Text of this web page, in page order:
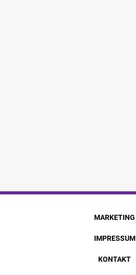
MARKETING
IMPRESSUM
KONTAKT